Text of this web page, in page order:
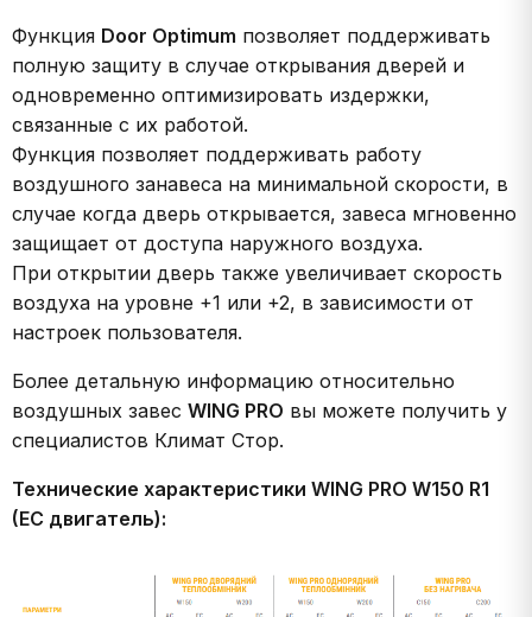
Функция Door Optimum позволяет поддерживать
полную защиту в случае открывания дверей и
одновременно оптимизировать издержки,
связанные с их работой.
Функция позволяет поддерживать работу
воздушного занавеса на минимальной скорости, в
случае когда дверь открывается, завеса мгновенно
защищает от доступа наружного воздуха.
При открытии дверь также увеличивает скорость
воздуха на уровне +1 или +2, в зависимости от
настроек пользователя.
Более детальную информацию относительно
воздушных завес WING PRO вы можете получить у
специалистов Климат Стор.
Технические характеристики WING PRO W150 R1
(EC двигатель):